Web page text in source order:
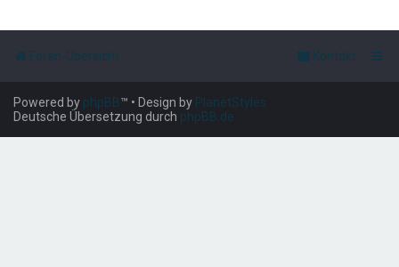
Foren-Übersicht Kontakt
Powered by phpBB™ • Design by PlanetStyles
Deutsche Übersetzung durch phpBB.de